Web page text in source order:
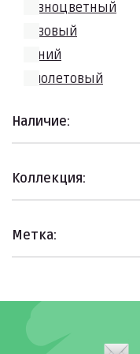
разноцветный
розовый
синий
фиолетовый
Наличие:
Коллекция:
Метка: